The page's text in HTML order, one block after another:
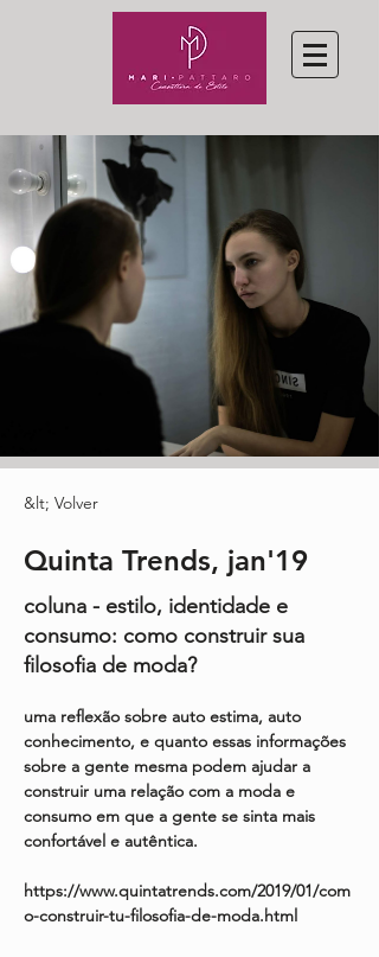
&lt; Volver
Quinta Trends, jan'19
coluna - estilo, identidade e
consumo: como construir sua
filosofia de moda?
uma reflexão sobre auto estima, auto
conhecimento, e quanto essas informações
sobre a gente mesma podem ajudar a
construir uma relação com a moda e
consumo em que a gente se sinta mais
confortável e autêntica.
https://www.quintatrends.com/2019/01/com
o-construir-tu-filosofia-de-moda.html